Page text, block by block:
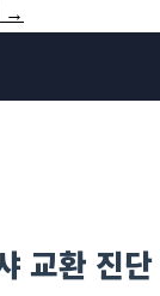
→
교환 진